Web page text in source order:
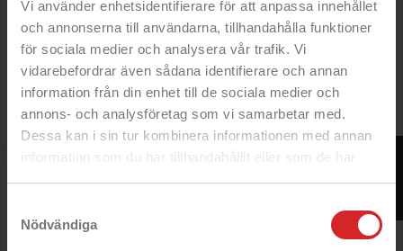
Vi använder enhetsidentifierare för att anpassa innehållet
och annonserna till användarna, tillhandahålla funktioner
för sociala medier och analysera vår trafik. Vi
vidarebefordrar även sådana identifierare och annan
information från din enhet till de sociala medier och
annons- och analysföretag som vi samarbetar med.
Dessa kan i sin tur kombinera informationen med annan
information som du har tillhandahållit eller som de har
Nödvändiga
- Mjukt flexibelt mobilskal
- Skyddar baksidan mot repor
- Formgjuten passform
- Tillgång till knappar och uttag
Rek: 195 kr
19 kr
Pris
- Skyddar baksidan mot repor